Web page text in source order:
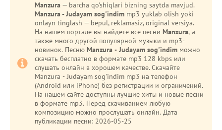
Manzura — barcha qo'shiqlari bizning saytda mavjud.
Manzura - Judayam sog'indim mp3 yuklab olish yoki
onlayn tinglash — bepul, reklamasiz, original versiya.
На нашем портале вы найдёте все песни Manzura, а
также много другой популярной музыки и mp3-
новинок. Песню Manzura - Judayam sog'indim можно
скачать бесплатно в формате mp3 128 kbps или
слушать онлайн в хорошем качестве. Скачайте
Manzura - Judayam sog'indim mp3 на телефон
(Android или iPhone) без регистрации и ограничений.
На нашем сайте доступны лучшие хиты и новые песни
в формате mp3. Перед скачиванием любую
композицию можно прослушать онлайн. Дата
публикации песни: 2026-05-25